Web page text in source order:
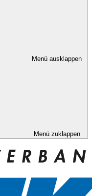
Menü ausklappen
Menü zuklappen